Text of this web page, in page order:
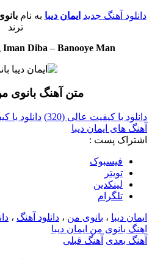
دانلود آهنگ جدید ایمان دیبا به نام
ترند
Iman Diba – Banooye Man
متن آهنگ بانوی
دانلود با کیفیت عالی (320) دانلود با
آهنگ های ایمان دیبا
اشتراک پست :
فيسبوک
تويتر
لینکدین
تلگرام
ایمان دیبا ، بانوی من ، دانلود آهنگ ،
اهنگ بانوی من ایمان دیبا
آهنگ بعدی آهنگ قبلی